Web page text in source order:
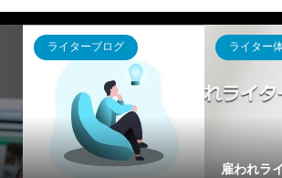
ライターブログ ライター
雇われラ